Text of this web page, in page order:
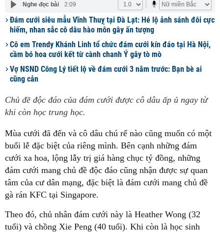
Nghe đọc bài 2:09
Đám cưới siêu mẫu Vĩnh Thuỵ tại Đà Lạt: Hé lộ ảnh sánh đôi cực
hiếm, nhan sắc cô dâu hào môn gây ấn tượng
Cô em Trendy Khánh Linh tổ chức đám cưới kín đáo tại Hà Nội,
cầm bó hoa cưới kết từ cành chanh Ý gây tò mò
Vợ NSND Công Lý tiết lộ về đám cưới 3 năm trước: Bạn bè ai
cũng cản
Chủ đề độc đáo của đám cưới được cô dâu ấp ủ ngay từ
khi còn học trung học.
Mùa cưới đã đến và cô dâu chú rể nào cũng muốn có một
buổi lễ đặc biệt của riêng mình. Bên cạnh những đám
cưới xa hoa, lộng lẫy trị giá hàng chục tỷ đồng, những
đám cưới mang chủ đề độc đáo cũng nhận được sự quan
tâm của cư dân mạng, đặc biệt là đám cưới mang chủ đề
gà rán KFC tại Singapore.
Theo đó, chủ nhân đám cưới này là Heather Wong (32
tuổi) và chồng Xie Peng (40 tuổi). Khi còn là học sinh